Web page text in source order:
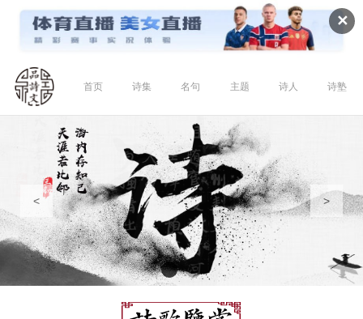
✕
首页 诗集 名句 主题 诗人 诗塾
< >